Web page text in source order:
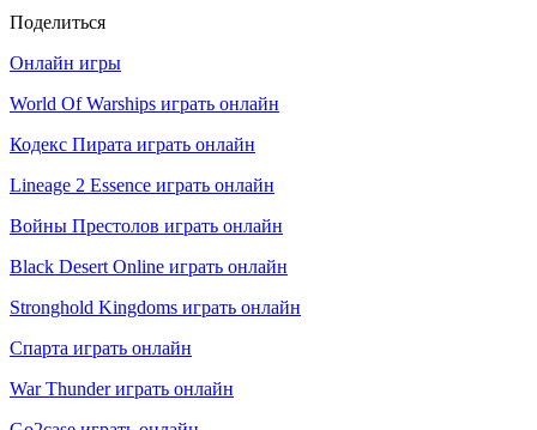
Поделиться
Онлайн игры
World Of Warships играть онлайн
Кодекс Пирата играть онлайн
Lineage 2 Essence играть онлайн
Войны Престолов играть онлайн
Black Desert Online играть онлайн
Stronghold Kingdoms играть онлайн
Спарта играть онлайн
War Thunder играть онлайн